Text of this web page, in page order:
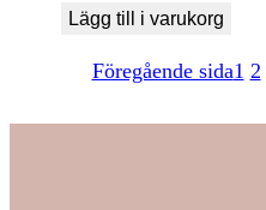
Lägg till i varukorg
Föregående sida1 2